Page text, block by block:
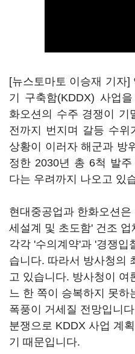
[뉴스토마토 이승재 기자
기 구축함(KDDX) 사업
화오션의 수주 경쟁이 기
전까지 번지며 갈등 수위
상황이 이러자 해군과 방
정한 2030년 총 6척 발
다는 우려까지 나오고 있
현대중공업과 한화오션
세설계 및 초도함' 건조 업
각각 '수의계약'과 '경쟁입
습니다. 따라서 방사청의
고 있습니다. 방사청이 여
느 한 쪽이 승복하지 못하
폭풍이 거세질 전망입니
분쟁으로 KDDX 사업 계
기 때문입니다.